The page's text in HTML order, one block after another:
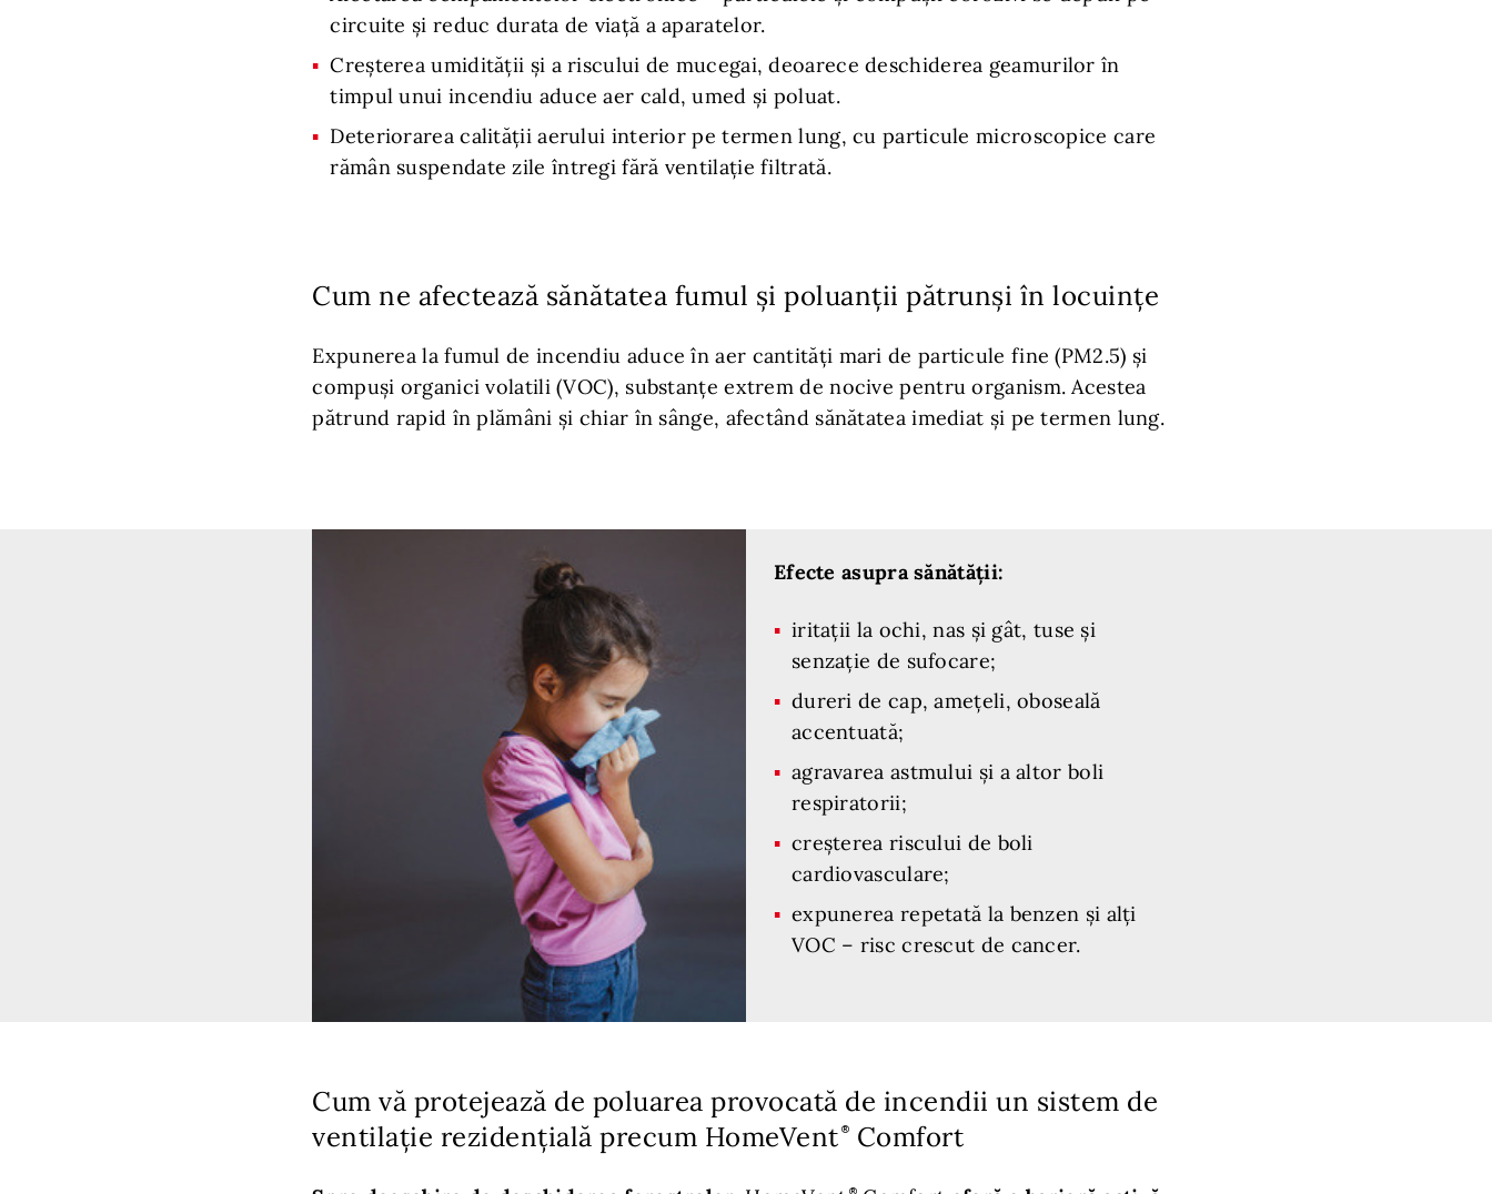
circuite și reduc durata de viață a aparatelor.
Creșterea umidității și a riscului de mucegai, deoarece deschiderea geamurilor în
timpul unui incendiu aduce aer cald, umed și poluat.
Deteriorarea calității aerului interior pe termen lung, cu particule microscopice care
rămân suspendate zile întregi fără ventilație filtrată.
Cum ne afectează sănătatea fumul și poluanții pătrunși în locuințe
Expunerea la fumul de incendiu aduce în aer cantități mari de particule fine (PM2.5) și
compuși organici volatili (VOC), substanțe extrem de nocive pentru organism. Acestea
pătrund rapid în plămâni și chiar în sânge, afectând sănătatea imediat și pe termen lung.
Efecte asupra sănătății:
iritații la ochi, nas și gât, tuse și
senzație de sufocare;
dureri de cap, amețeli, oboseală
accentuată;
agravarea astmului și a altor boli
respiratorii;
creșterea riscului de boli
cardiovasculare;
expunerea repetată la benzen și alți
VOC – risc crescut de cancer.
Cum vă protejează de poluarea provocată de incendii un sistem de
ventilație rezidențială precum HomeVent Comfort